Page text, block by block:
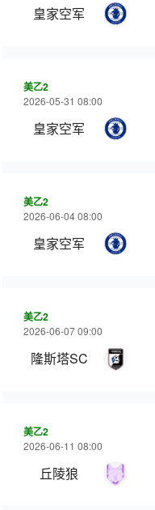
皇家空军
美乙2
2026-05-31 08:00
皇家空军
美乙2
2026-06-04 08:00
皇家空军
美乙2
2026-06-07 09:00
隆斯塔SC
美乙2
2026-06-11 08:00
丘陵狼